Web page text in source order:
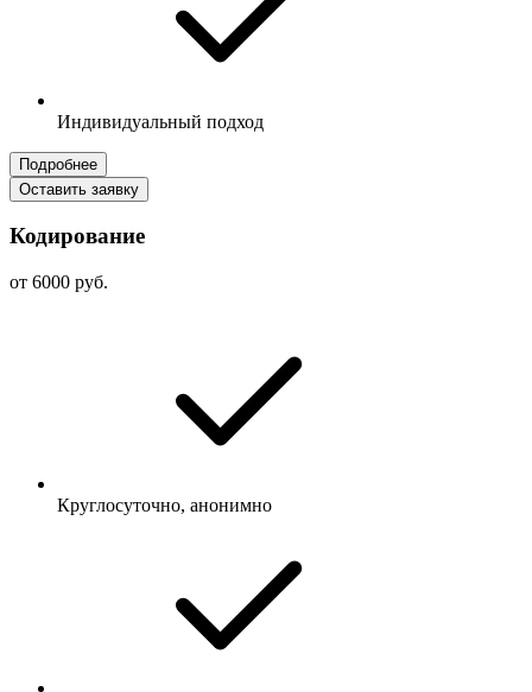
Индивидуальный подход
Подробнее
Оставить заявку
Кодирование
от 6000 руб.
Круглосуточно, анонимно